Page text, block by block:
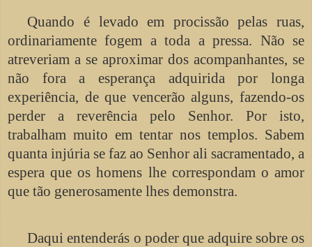
Quando é levado em procissão pelas ruas,
ordinariamente fogem a toda a pressa. Não se
atreveriam a se aproximar dos acompanhantes, se
não fora a esperança adquirida por longa
experiência, de que vencerão alguns, fazendo-os
perder a reverência pelo Senhor. Por isto,
trabalham muito em tentar nos templos. Sabem
quanta injúria se faz ao Senhor ali sacramentado, a
espera que os homens lhe correspondam o amor
que tão generosamente lhes demonstra.
Daqui entenderás o poder que adquire sobre os